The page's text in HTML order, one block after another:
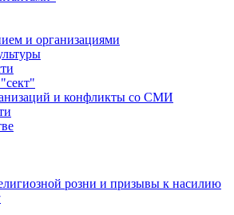
и организациями
и конфликты со СМИ
розни и призывы к насилию